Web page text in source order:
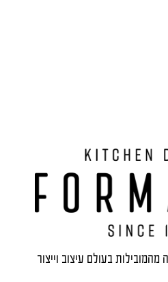
הנה מהמובילות בעולם עיצוב וייצור